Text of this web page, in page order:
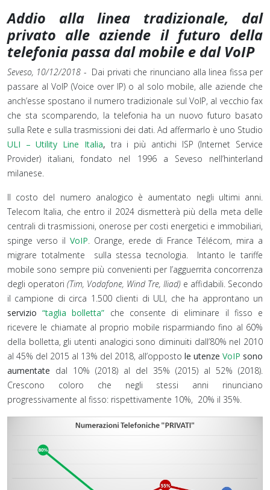
Addio alla linea tradizionale, dal
privato alle aziende il futuro della
telefonia passa dal mobile e dal VoIP
Seveso, 10/12/2018 - Dai privati che rinunciano alla linea fissa per
passare al VoIP (Voice over IP) o al solo mobile, alle aziende che
anch’esse spostano il numero tradizionale sul VoIP, al vecchio fax
che sta scomparendo, la telefonia ha un nuovo futuro basato
sulla Rete e sulla trasmissioni dei dati. Ad affermarlo è uno Studio
ULI – Utility Line Italia, tra i più antichi ISP (Internet Service
Provider) italiani, fondato nel 1996 a Seveso nell’hinterland
milanese.
Il costo del numero analogico è aumentato negli ultimi anni.
Telecom Italia, che entro il 2024 dismetterà più della meta delle
centrali di trasmissioni, onerose per costi energetici e immobiliari,
spinge verso il VoIP. Orange, erede di France Télécom, mira a
migrare totalmente sulla stessa tecnologia. Intanto le tariffe
mobile sono sempre più convenienti per l’agguerrita concorrenza
degli operatori (Tim, Vodafone, Wind Tre, Iliad) e affidabili. Secondo
il campione di circa 1.500 clienti di ULI, che ha approntano un
servizio “taglia bolletta” che consente di eliminare il fisso e
ricevere le chiamate al proprio mobile risparmiando fino al 60%
della bolletta, gli utenti analogici sono diminuiti dall’80% nel 2010
al 45% del 2015 al 13% del 2018, all’opposto le utenze VoIP sono
aumentate dal 10% (2018) al del 35% (2015) al 52% (2018).
Crescono coloro che negli stessi anni rinunciano
progressivamente al fisso: rispettivamente 10%, 20% il 35%.